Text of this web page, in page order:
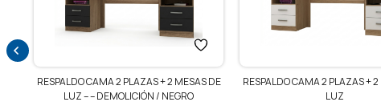
RESPALDO CAMA 2 PLAZAS + 2 MESAS DE
LUZ – – DEMOLICIÓN / NEGRO
RESPALDO CAMA 2 PLAZAS +
LUZ